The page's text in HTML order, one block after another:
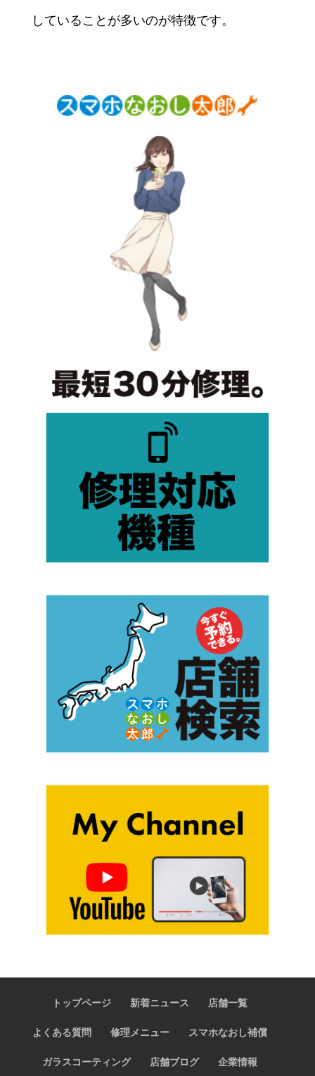
していることが多いのが特徴です。
トップページ 新着ニュース 店舗一覧
よくある質問 修理メニュー スマホなおし補償
ガラスコーティング 店舗ブログ 企業情報